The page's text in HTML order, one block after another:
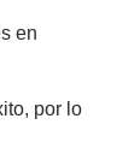
en
por lo